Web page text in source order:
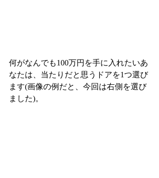
何がなんでも100万円を手に入れたいあ
なたは、当たりだと思うドアを1つ選び
ます(画像の例だと、今回は右側を選び
ました)。